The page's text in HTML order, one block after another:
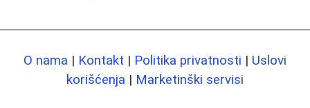
O nama | Kontakt | Politika privatnosti | Uslovi
korišćenja | Marketinški servisi